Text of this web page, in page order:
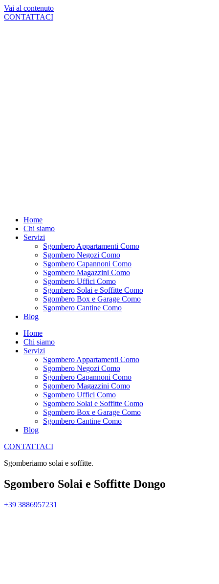
Vai al contenuto
CONTATTACI
Home
Chi siamo
Servizi
Sgombero Appartamenti Como
Sgombero Negozi Como
Sgombero Capannoni Como
Sgombero Magazzini Como
Sgombero Uffici Como
Sgombero Solai e Soffitte Como
Sgombero Box e Garage Como
Sgombero Cantine Como
Blog
Home
Chi siamo
Servizi
Sgombero Appartamenti Como
Sgombero Negozi Como
Sgombero Capannoni Como
Sgombero Magazzini Como
Sgombero Uffici Como
Sgombero Solai e Soffitte Como
Sgombero Box e Garage Como
Sgombero Cantine Como
Blog
CONTATTACI
Sgomberiamo solai e soffitte.
Sgombero Solai e Soffitte Dongo
+39 3886957231